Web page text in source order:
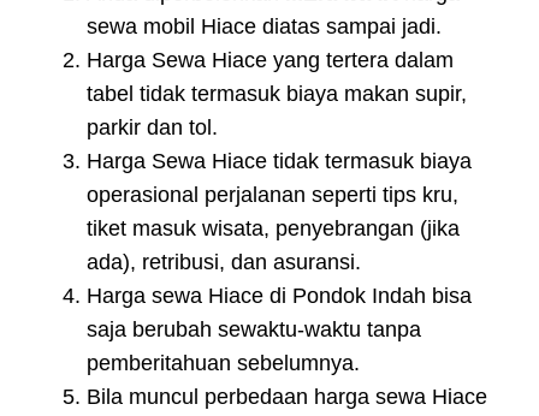
sewa mobil Hiace diatas sampai jadi.
Harga Sewa Hiace yang tertera dalam
tabel tidak termasuk biaya makan supir,
parkir dan tol.
Harga Sewa Hiace tidak termasuk biaya
operasional perjalanan seperti tips kru,
tiket masuk wisata, penyebrangan (jika
ada), retribusi, dan asuransi.
Harga sewa Hiace di Pondok Indah bisa
saja berubah sewaktu-waktu tanpa
pemberitahuan sebelumnya.
Bila muncul perbedaan harga sewa Hiace